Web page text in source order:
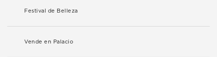
Festival de Belleza
Vende en Palacio